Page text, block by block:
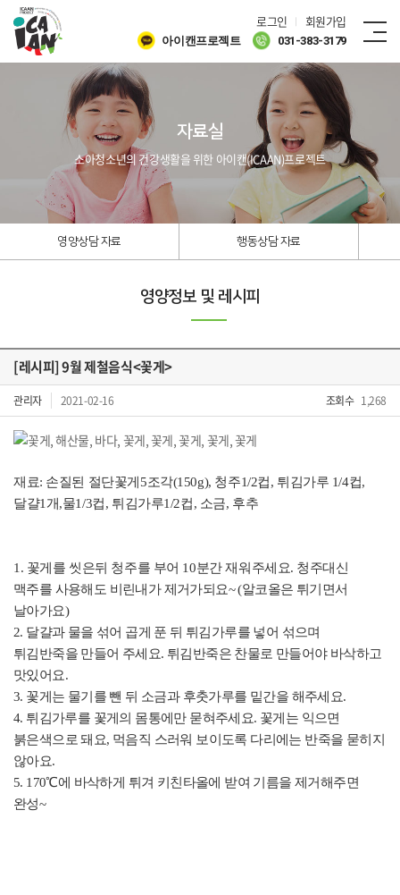
로그인 회원가입
아이캔프로젝트 031-383-3179
자료실
소아청소년의 건강생활을 위한 아이캔(ICAAN)프로젝트
영양상담 자료 행동상담 자료
영양정보 및 레시피
[레시피] 9월 제철음식<꽃게>
관리자 2021-02-16 조회수 1,268
재료: 손질된 절단꽃게5조각(150g), 청주1/2컵, 튀김가루 1/4컵,
달걀1개,물1/3컵, 튀김가루1/2컵, 소금, 후추
1. 꽃게를 씻은뒤 청주를 부어 10분간 재워주세요. 청주대신
맥주를 사용해도 비린내가 제거가되요~ (알코올은 튀기면서
날아가요)
2. 달걀과 물을 섞어 곱게 푼 뒤 튀김가루를 넣어 섞으며
튀김반죽을 만들어 주세요. 튀김반죽은 찬물로 만들어야 바삭하고
맛있어요.
3. 꽃게는 물기를 뺀 뒤 소금과 후춧가루를 밑간을 해주세요.
4. 튀김가루를 꽃게의 몸통에만 묻혀주세요. 꽃게는 익으면
붉은색으로 돼요, 먹음직 스러워 보이도록 다리에는 반죽을 묻히지
않아요.
5. 170℃에 바삭하게 튀겨 키친타올에 받여 기름을 제거해주면
완성~